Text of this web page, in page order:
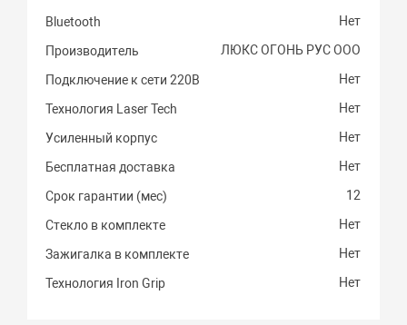
Bluetooth Нет
Производитель ЛЮКС ОГОНЬ РУС ООО
Подключение к сети 220В Нет
Технология Laser Tech Нет
Усиленный корпус Нет
Бесплатная доставка Нет
Срок гарантии (мес) 12
Стекло в комплекте Нет
Зажигалка в комплекте Нет
Технология Iron Grip Нет